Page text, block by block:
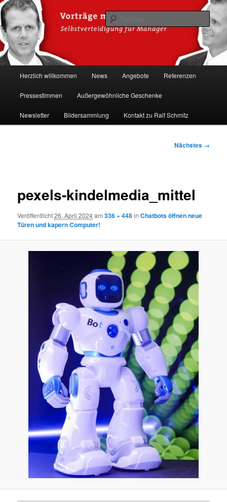
Zum
primären
Inhalt
springenRalf Schmitz: Experte für
Hackervorträge & Live-Hacking
Shows
Hacker-Vorträge, Tauchen Sie ein in die Welt der Cybersicherheit mit Ralf
Schmitz. Erleben Sie Live-Hacking, gewinnen Sie wertvolle Einblicke &
schützen Sie sich effektiv.
Herzlich willkommen News Angebote Referenzen
Pressestimmen Außergewöhnliche Geschenke
Newsletter Bildersammlung Kontakt zu Ralf Schmitz
Nächstes →
pexels-kindelmedia_mittel
Veröffentlicht26. April 2024am336 × 448inChatbots öffnen neue
Türen und kapern Computer!